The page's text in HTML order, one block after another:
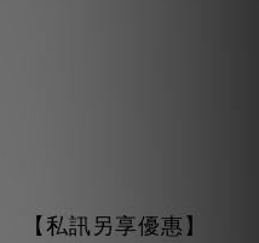
【私訊另享優惠】